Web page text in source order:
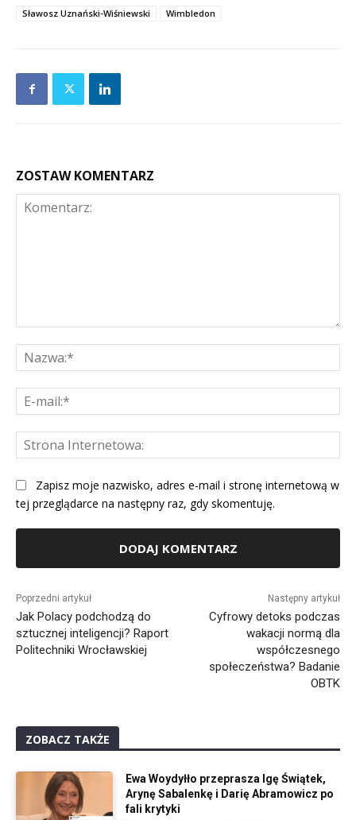
Sławosz Uznański-Wiśniewski
Wimbledon
ZOSTAW KOMENTARZ
Zapisz moje nazwisko, adres e-mail i stronę internetową w
tej przeglądarce na następny raz, gdy skomentuję.
Poprzedni artykuł
Jak Polacy podchodzą do
sztucznej inteligencji? Raport
Politechniki Wrocławskiej
Następny artykuł
Cyfrowy detoks podczas
wakacji normą dla
współczesnego
społeczeństwa? Badanie
OBTK
ZOBACZ TAKŻE
Ewa Woydyłło przeprasza Igę Świątek,
Arynę Sabalenkę i Darię Abramowicz po
fali krytyki